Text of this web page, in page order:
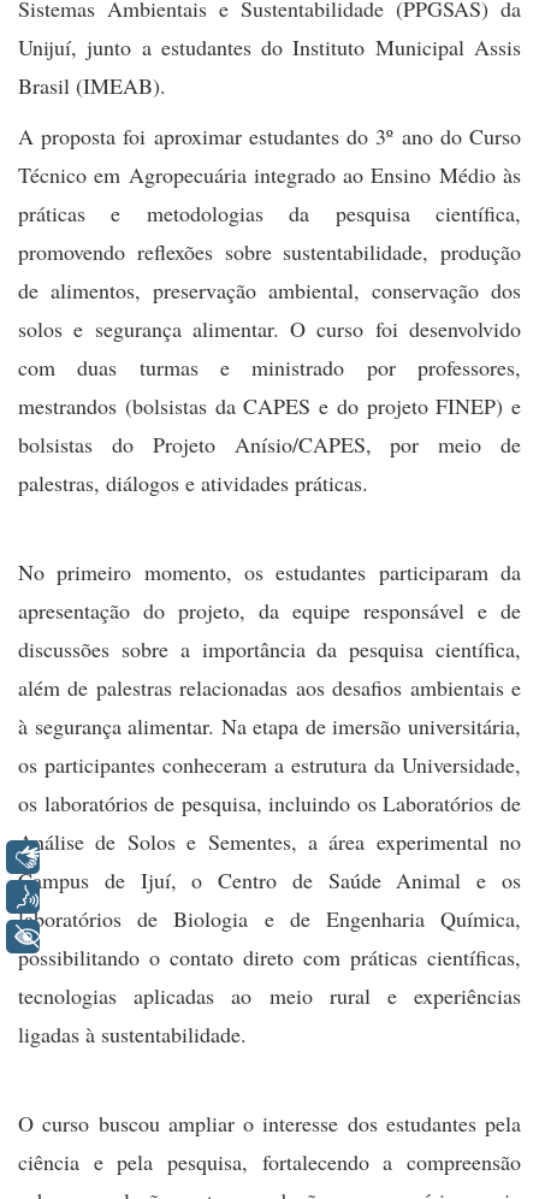
Sistemas Ambientais e Sustentabilidade (PPGSAS) da
Unijuí, junto a estudantes do Instituto Municipal Assis
Brasil (IMEAB).
A proposta foi aproximar estudantes do 3º ano do Curso
Técnico em Agropecuária integrado ao Ensino Médio às
práticas e metodologias da pesquisa científica,
promovendo reflexões sobre sustentabilidade, produção
de alimentos, preservação ambiental, conservação dos
solos e segurança alimentar. O curso foi desenvolvido
com duas turmas e ministrado por professores,
mestrandos (bolsistas da CAPES e do projeto FINEP) e
bolsistas do Projeto Anísio/CAPES, por meio de
palestras, diálogos e atividades práticas.
No primeiro momento, os estudantes participaram da
apresentação do projeto, da equipe responsável e de
discussões sobre a importância da pesquisa científica,
além de palestras relacionadas aos desafios ambientais e
à segurança alimentar. Na etapa de imersão universitária,
os participantes conheceram a estrutura da Universidade,
os laboratórios de pesquisa, incluindo os Laboratórios de
Análise de Solos e Sementes, a área experimental no
Campus de Ijuí, o Centro de Saúde Animal e os
laboratórios de Biologia e de Engenharia Química,
possibilitando o contato direto com práticas científicas,
tecnologias aplicadas ao meio rural e experiências
ligadas à sustentabilidade.
O curso buscou ampliar o interesse dos estudantes pela
ciência e pela pesquisa, fortalecendo a compreensão
Libras
Voz
+ Acessibilidade